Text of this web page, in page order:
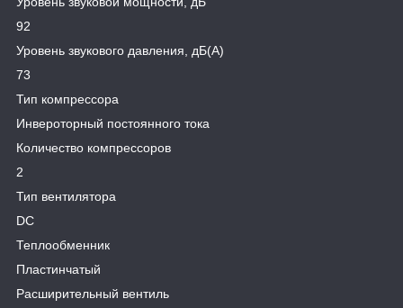
92
Уровень звукового давления, дБ(А)
73
Тип компрессора
Инвероторный постоянного тока
Количество компрессоров
2
Тип вентилятора
DC
Теплообменник
Пластинчатый
Расширительный вентиль